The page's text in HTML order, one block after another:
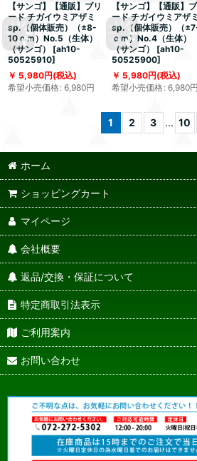
【サンゴ】【通販】ブリ
ード チガイウミアザミ
sp.（個体販売）（±8-
10ｃｍ）No.5（生体）
（サンゴ）
[ah10-
50525910]
5,980円(税込)
希望小売価格: 6,980円
【サンゴ】【通販】
ード チガイウミアザミ
sp.（個体販売）（
ｃｍ）No.4（生体）
（サンゴ）
[ah10-
50525900]
5,980円(税込)
希望小売価格: 6,980円
1 2 3 ... 10
ホーム
ショッピングカート
マイページ
会社概要
返品/交換・保証について
特定商取引法表示
ご利用案内
お問い合わせ